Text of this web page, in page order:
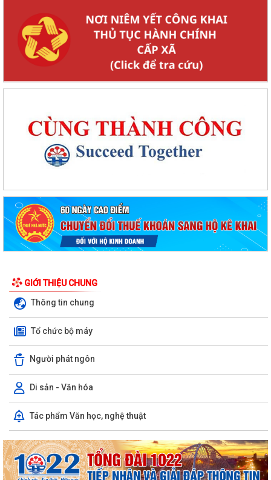
GIỚI THIỆU CHUNG
Thông tin chung
Tổ chức bộ máy
Người phát ngôn
Di sản - Văn hóa
Tác phẩm Văn học, nghệ thuật